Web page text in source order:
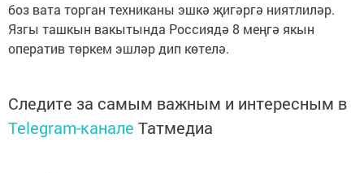
боз вата торган техниканы эшкә җигәргә ниятлиләр.
Язгы ташкын вакытында Рос­сиядә 8 меңгә якын
оператив төркем эшләр дип көтелә.
Следите за самым важным и интересным в
Telegram-канале Татмедиа